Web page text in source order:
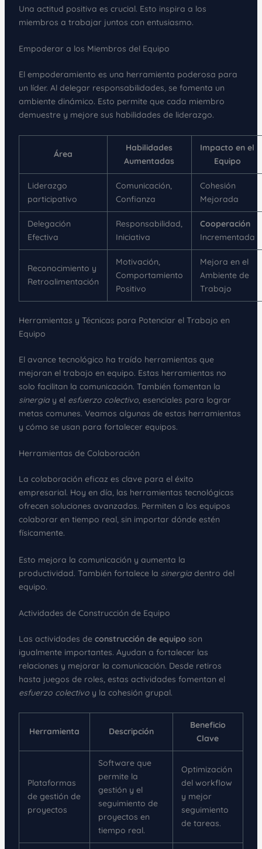
Una actitud positiva es crucial. Esto inspira a los
miembros a trabajar juntos con entusiasmo.
Empoderar a los Miembros del Equipo
El empoderamiento es una herramienta poderosa para
un líder. Al delegar responsabilidades, se fomenta un
ambiente dinámico. Esto permite que cada miembro
demuestre y mejore sus habilidades de liderazgo.
Área
Habilidades
Aumentadas
Impacto en el
Equipo
Liderazgo
participativo
Comunicación,
Confianza
Cohesión
Mejorada
Delegación
Efectiva
Responsabilidad,
Iniciativa
Cooperación
Incrementada
Reconocimiento y
Retroalimentación
Motivación,
Comportamiento
Positivo
Mejora en el
Ambiente de
Trabajo
Herramientas y Técnicas para Potenciar el Trabajo en
Equipo
El avance tecnológico ha traído herramientas que
mejoran el trabajo en equipo. Estas herramientas no
solo facilitan la comunicación. También fomentan la
sinergiay el esfuerzo colectivo, esenciales para lograr
metas comunes. Veamos algunas de estas herramientas
y cómo se usan para fortalecer equipos.
Herramientas de Colaboración
La colaboración eficaz es clave para el éxito
empresarial. Hoy en día, las herramientas tecnológicas
ofrecen soluciones avanzadas. Permiten a los equipos
colaborar en tiempo real, sin importar dónde estén
físicamente.
Esto mejora la comunicación y aumenta la
productividad. También fortalece la sinergiadentro del
equipo.
Actividades de Construcción de Equipo
Las actividades de construcción de equipo son
igualmente importantes. Ayudan a fortalecer las
relaciones y mejorar la comunicación. Desde retiros
hasta juegos de roles, estas actividades fomentan el
esfuerzo colectivoy la cohesión grupal.
Herramienta Descripción
Beneficio
Clave
Plataformas
de gestión de
proyectos
Software que
permite la
gestión y el
seguimiento de
proyectos en
tiempo real.
Optimización
del workflow
y mejor
seguimiento
de tareas.